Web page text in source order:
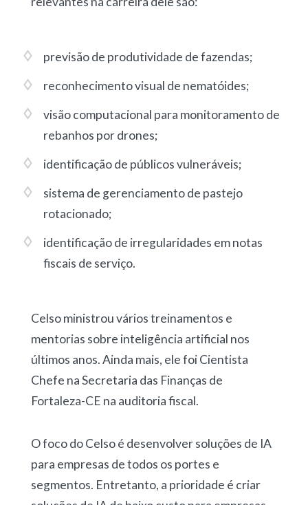
previsão de produtividade de fazendas;
reconhecimento visual de nematóides;
visão computacional para monitoramento de
rebanhos por drones;
identificação de públicos vulneráveis;
sistema de gerenciamento de pastejo
rotacionado;
identificação de irregularidades em notas
fiscais de serviço.
Celso ministrou vários treinamentos e
mentorias sobre inteligência artificial nos
últimos anos. Ainda mais, ele foi Cientista
Chefe na Secretaria das Finanças de
Fortaleza-CE na auditoria fiscal.
O foco do Celso é desenvolver soluções de IA
para empresas de todos os portes e
segmentos. Entretanto, a prioridade é criar